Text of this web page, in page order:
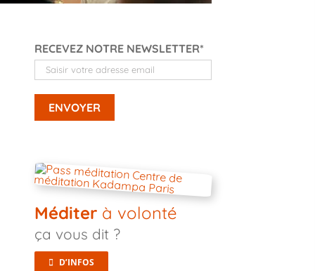
RECEVEZ NOTRE NEWSLETTER*
Méditer à volonté
ça vous dit ?
D’INFOS